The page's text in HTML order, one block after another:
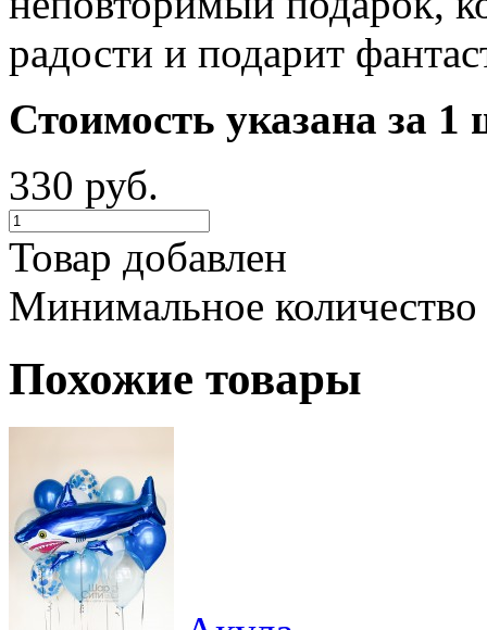
радости и подарит
Стоимость указана за 1
330 руб.
Товар добавлен
Минимальное
Похожие товары